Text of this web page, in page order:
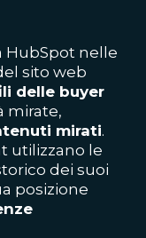
HubSpot nelle
sito web
delle buyer
mirate,
mirati.
utilizzano le
dei suoi
posizione